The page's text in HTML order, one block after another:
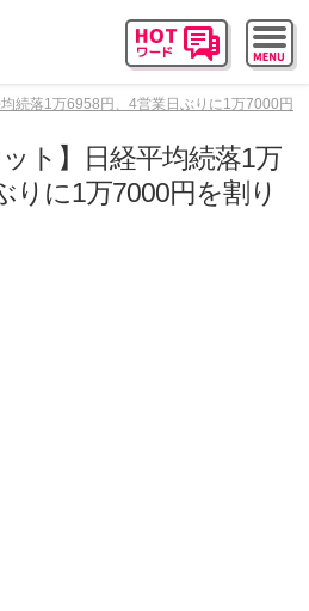
続落1万6958円、4営業日ぶりに1万7000円
ット】日経平均続落1万
りに1万7000円を割り